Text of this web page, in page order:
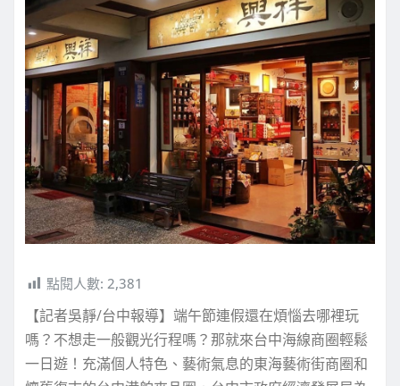
點閱人數: 2,381
【記者吳靜/台中報導】端午節連假還在煩惱去哪裡玩
嗎？不想走一般觀光行程嗎？那就來台中海線商圈輕鬆
一日遊！充滿個人特色、藝術氣息的東海藝術街商圈和